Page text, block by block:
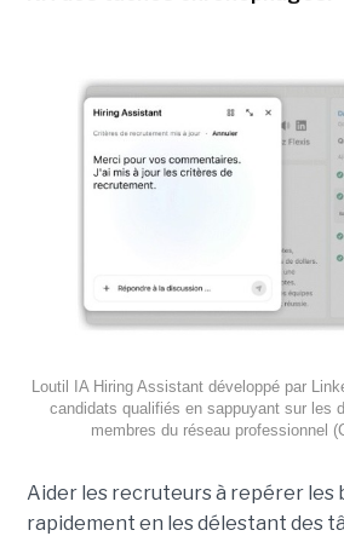
Loutil IA Hiring Assistant développé par
candidats qualifiés en sappuyant sur les
membres du réseau professionnel
Aider les recruteurs à repérer les
rapidement en les délestant des